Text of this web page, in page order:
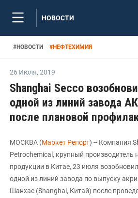
НОВОСТИ
#НОВОСТИ #НЕФТЕХИМИЯ
26 Июля, 2019
Shanghai Secco
одной из линий завода
после плановой
МОСКВА (Маркет Репорт) -- Компания
Petrochemical, крупный производитель
продукции в Китае, 23 июля
одной из линий завода по выпуску
Шанхае (Shanghai, Китай) после